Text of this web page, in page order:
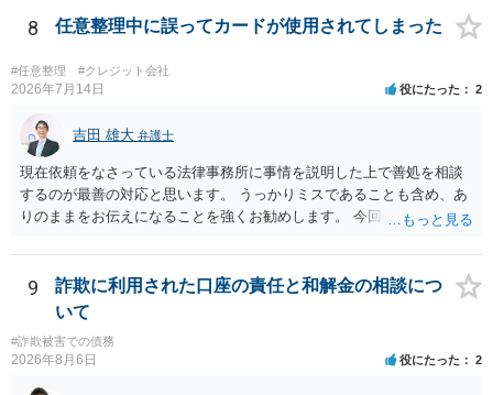
いては弁護士として能力不足なのかもしれません。相手にしない方が
良いと思います。ただ、仮想通貨詐欺の被害回復は現実的には難しい
かもしれません。
8 任意整理中に誤ってカードが使用されてしまった
#任意整理 #クレジット会社
2026年7月14日 役にたった 2
吉田 雄大 弁護士
現在依頼をなさっている法律事務所に事情を説明した上で善処を相談
するのが最善の対応と思います。 うっかりミスであることも含め、あ
りのままをお伝えになることを強くお勧めします。 今回のできごとだ
早ければ早いほどいいのは間違いありません。 ご健闘をお祈りいたし
ます。
9
詐欺に利用された口座の責任と和解金の相談につ
いて
#詐欺被害での債務
2026年8月6日 役にたった 2